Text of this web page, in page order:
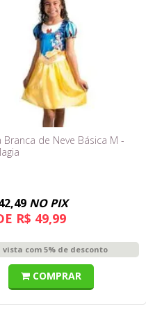
Branca de Neve Básica M -
NO PIX
R$ 49,99
vista com 5% de desconto
COMPRAR